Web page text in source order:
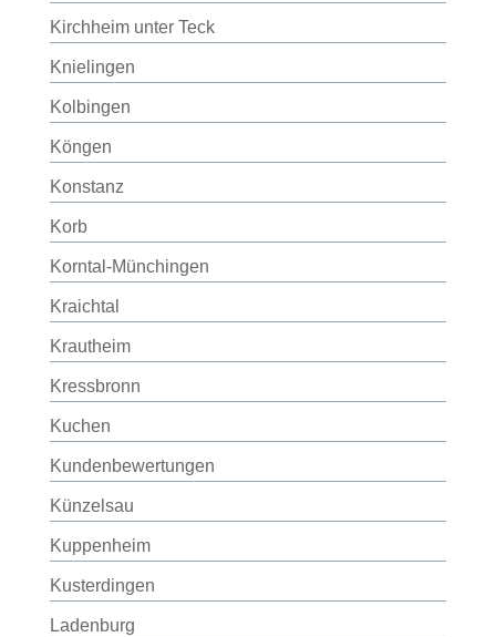
Kirchheim unter Teck
Knielingen
Kolbingen
Köngen
Konstanz
Korb
Korntal-Münchingen
Kraichtal
Krautheim
Kressbronn
Kuchen
Kundenbewertungen
Künzelsau
Kuppenheim
Kusterdingen
Ladenburg